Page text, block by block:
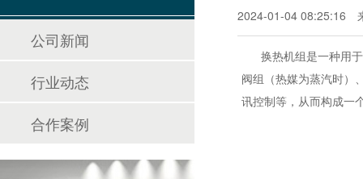
2024-01-04 08:25:16
换热机组是一种用
阀组（热媒为蒸汽时）
讯控制等，从而构成一
公司新闻
行业动态
合作案例